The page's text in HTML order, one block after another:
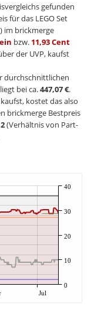
gefunden
für das LEGO Set
im brickmerge
bzw. 11,93 Cent
der UVP, kaufst
durchschnittlichen
bei ca.447,07 €.
kostet das also
brickmerge Bestpreis
(Verhältnis von Part-
Jul
0
10
20
30
40